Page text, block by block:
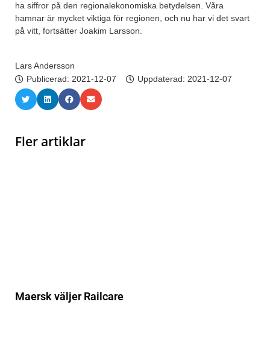
ha siffror på den regionalekonomiska betydelsen. Våra
hamnar är mycket viktiga för regionen, och nu har vi det svart
på vitt, fortsätter Joakim Larsson.
Lars Andersson
Publicerad: 2021-12-07 Uppdaterad: 2021-12-07
Fler artiklar
Maersk väljer Railcare